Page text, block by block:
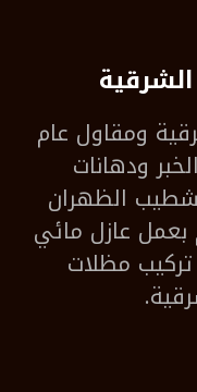
ومقاول عام
ودهانات
الظهران
بعمل عازل مائي
مظلات